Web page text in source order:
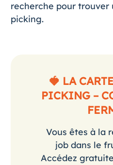
recherche pour trouver
picking.
🍓 LA
PICKING –
Vous êtes à la
job dans le
Accédez